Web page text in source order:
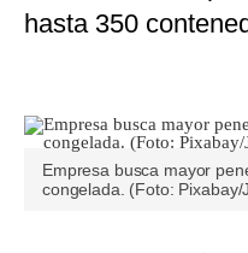
hasta 350
Empresa busca mayor
congelada. (Foto: Pixabay/